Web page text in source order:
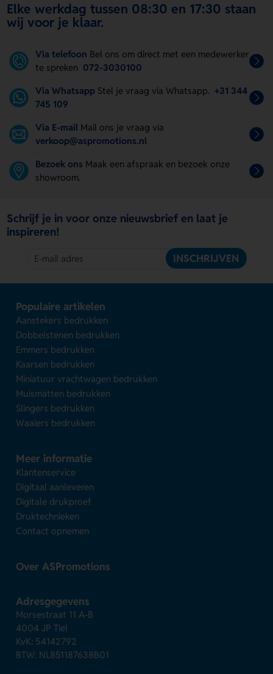
Elke werkdag tussen 08:30 en 17:30 staan
wij voor je klaar.
Via telefoon Bel ons om direct met een medewerker
te spreken 072-3030100
Via Whatsapp Stel je vraag via Whatsapp. +31 344
745 109
Via E-mail Mail ons je vraag via
verkoop@aspromotions.nl
Bezoek ons Maak een afspraak en bezoek onze
showroom.
Schrijf je in voor onze nieuwsbrief en laat je
inspireren!
INSCHRIJVEN
Populaire artikelen
Aanstekers bedrukken
Dobbelstenen bedrukken
Emmers bedrukken
Kaarsen bedrukken
Miniatuur vrachtwagen bedrukken
Muismatten bedrukken
Slingers bedrukken
Waaiers bedrukken
Meer informatie
Klantenservice
Digitaal aanleveren
Digitale drukproef
Druktechnieken
Contact opnemen
Over ASPromotions
Adresgegevens
Morsestraat 11 A-B
4004 JP Tiel
KvK: 54142792
BTW: NL851187638B01